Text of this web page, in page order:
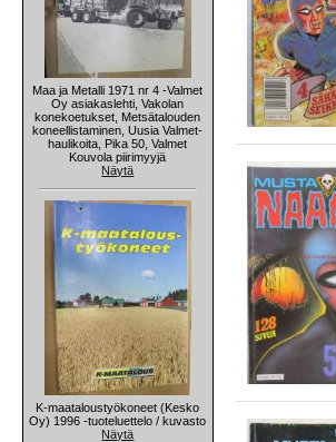
Maa ja Metalli 1971 nr 4 -Valmet
Oy asiakaslehti, Vakolan
konekoetukset, Metsätalouden
koneellistaminen, Uusia Valmet-
haulikoita, Pika 50, Valmet
Kouvola piirimyyjä
Näytä
K-maataloustyökoneet (Kesko
Oy) 1996 -tuoteluettelo / kuvasto
Näytä